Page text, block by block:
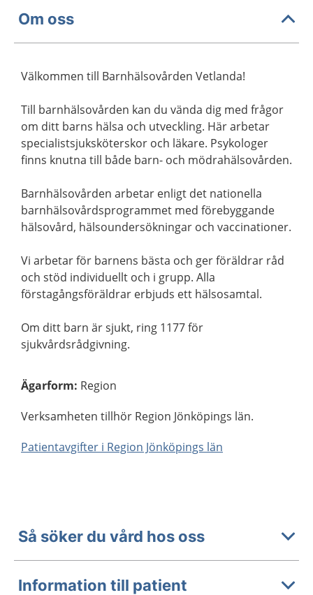
Om oss
Välkommen till Barnhälsovården Vetlanda!
Till barnhälsovården kan du vända dig med frågor
om ditt barns hälsa och utveckling. Här arbetar
specialistsjuksköterskor och läkare. Psykologer
finns knutna till både barn- och mödrahälsovården.
Barnhälsovården arbetar enligt det nationella
barnhälsovårdsprogrammet med förebyggande
hälsovård, hälsoundersökningar och vaccinationer.
Vi arbetar för barnens bästa och ger föräldrar råd
och stöd individuellt och i grupp. Alla
förstagångsföräldrar erbjuds ett hälsosamtal.
Om ditt barn är sjukt, ring 1177 för
sjukvårdsrådgivning.
Ägarform: Region
Verksamheten tillhör Region Jönköpings län.
Patientavgifter i Region Jönköpings län
Så söker du vård hos oss
Information till patient